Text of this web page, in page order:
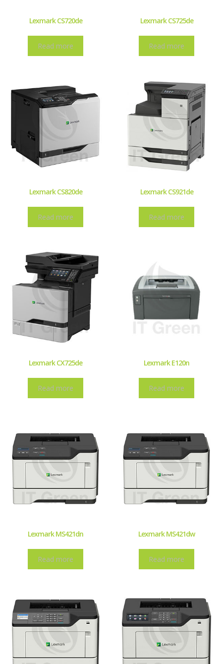
Lexmark CS720de
Read more
Lexmark CS725de
Read more
Lexmark CS820de
Read more
Lexmark CS921de
Read more
Lexmark CX725de
Read more
Lexmark E120n
Read more
Lexmark MS421dn
Read more
Lexmark MS421dw
Read more